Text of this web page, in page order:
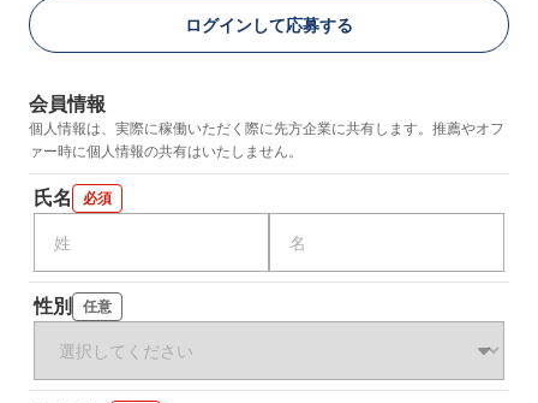
ログインして応募する
会員情報
個人情報は、実際に稼働いただく際に先方企業に共有します。推薦やオフ
ァー時に個人情報の共有はいたしません。
氏名 必須
性別 任意
まだアカウントをお持ちでない方はこちら
同意事項
プライバシーポリシー・個人情報の取扱い
する